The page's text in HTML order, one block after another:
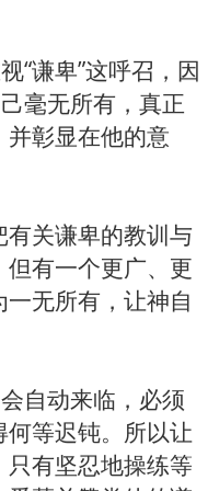
“谦卑”这呼召，因
毫无所有，真正
彰显在他的意
关谦卑的教训与
有一个更广、更
无所有，让神自
自动来临，必须
等迟钝。所以让
有坚忍地操练等